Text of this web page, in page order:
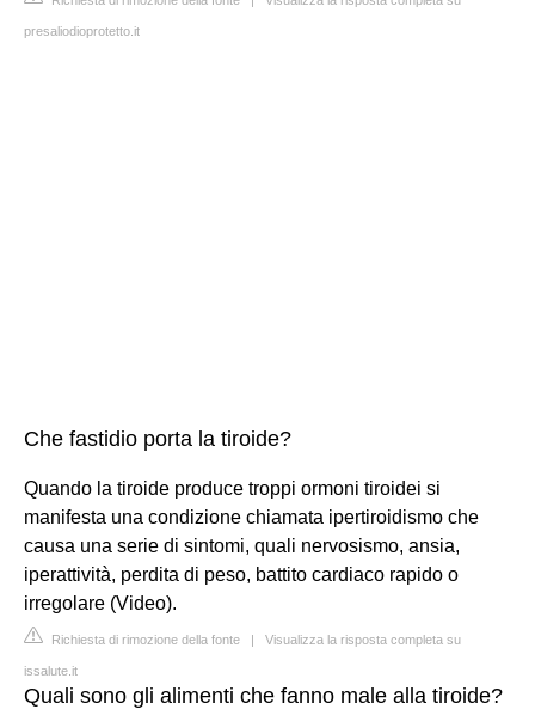
presaliodioprotetto.it
Che fastidio porta la tiroide?
Quando la tiroide produce troppi ormoni tiroidei si
manifesta una condizione chiamata ipertiroidismo che
causa una serie di sintomi, quali nervosismo, ansia,
iperattività, perdita di peso, battito cardiaco rapido o
irregolare (Video).
Richiesta di rimozione della fonte | Visualizza la risposta completa su
issalute.it
Quali sono gli alimenti che fanno male alla tiroide?